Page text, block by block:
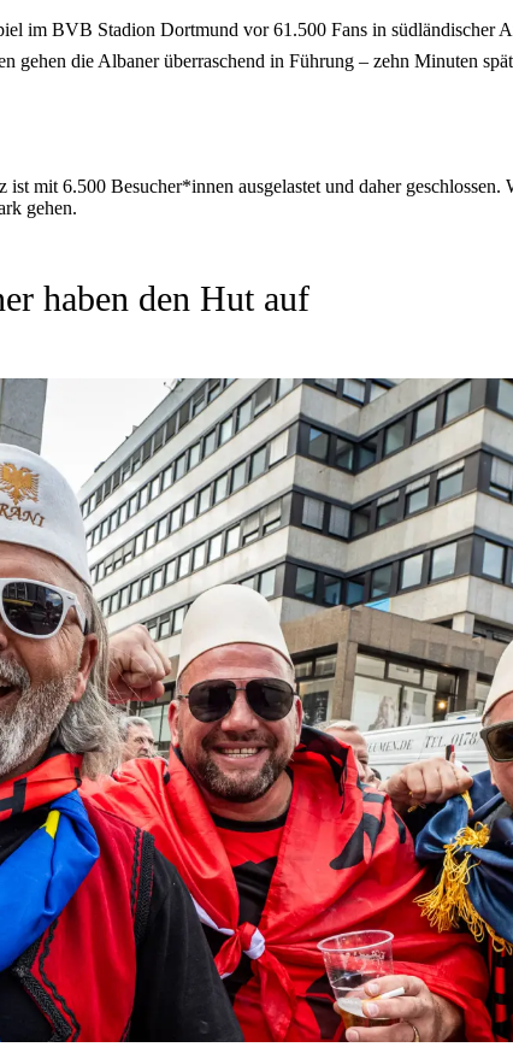
im BVB Stadion Dortmund vor 61.500 Fans in südländischer
gehen die Albaner überraschend in Führung – zehn Minuten
ist mit 6.500 Besucher*innen ausgelastet und daher
gehen.
haben den Hut auf